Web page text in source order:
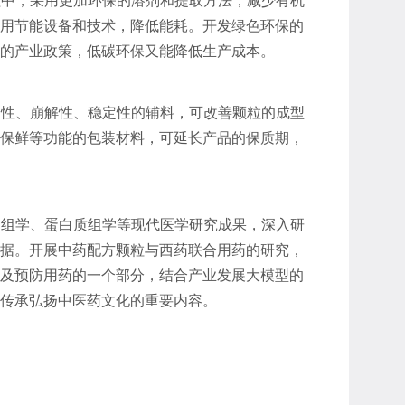
节能设备和技术，降低能耗。开发绿色环保的
产业政策，低碳环保又能降低生产成本。
、崩解性、稳定性的辅料，可改善颗粒的成型
鲜等功能的包装材料，可延长产品的保质期，
学、蛋白质组学等现代医学研究成果，深入研
。开展中药配方颗粒与西药联合用药的研究，
预防用药的一个部分，结合产业发展大模型的
承弘扬中医药文化的重要内容。